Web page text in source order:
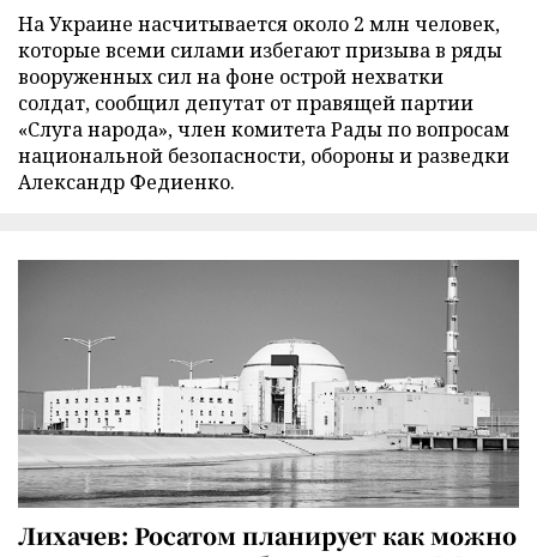
На Украине насчитывается около 2 млн человек,
которые всеми силами избегают призыва в ряды
вооруженных сил на фоне острой нехватки
солдат, сообщил депутат от правящей партии
«Слуга народа», член комитета Рады по вопросам
национальной безопасности, обороны и разведки
Александр Федиенко.
Лихачев: Росатом планирует как можно